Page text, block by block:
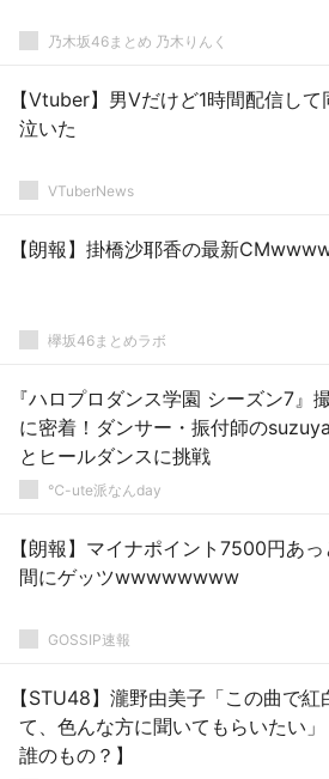
乃木坂46まとめ 乃木りんく
【Vtuber】男Vだけど1時間配信し
泣いた
VTuberNews
【朗報】掛橋沙耶香の最新
欅坂46まとめラボ
『ハロプロダンス学園 シーズン7』
に密着！ダンサー・振付師の
とヒールダンスに挑戦
℃-ute派なんday
【朗報】マイナポイント7500円あっ
間にゲッツwwwwwwww
GOSSIP速報
【STU48】瀧野由美子「この曲で紅
て、色んな方に聞いてもらいたい
誰のもの？】